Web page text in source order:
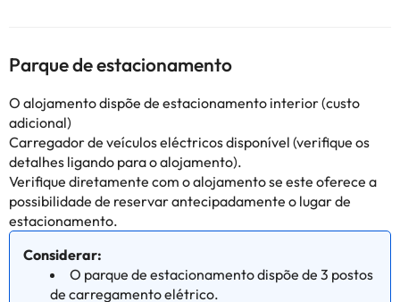
Parque de estacionamento
O alojamento dispõe de estacionamento interior (custo
adicional)
Carregador de veículos eléctricos disponível (verifique os
detalhes ligando para o alojamento).
Verifique diretamente com o alojamento se este oferece a
possibilidade de reservar antecipadamente o lugar de
estacionamento.
Considerar:
O parque de estacionamento dispõe de 3 postos
de carregamento elétrico.